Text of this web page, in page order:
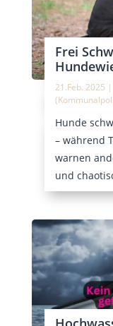
Frei
21.Feb. 2025 |
Hunde
– während
warnen
und